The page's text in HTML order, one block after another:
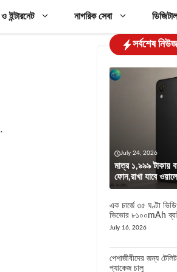
ইন্টারনেট নাগরিক সেবা
সর্বশেষ নিউজ
July 24, 2026
মাত্র ১,৯৯৯ টাকায়
ফোন,রাখা যাবে
এক চার্জে ৩৫ ঘণ্টা
ভিভোর ৮১০০mAh
July 16, 2026
পেশাজীবীদের জন্য
প্যাকেজ চালু